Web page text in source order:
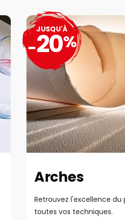
Arches
Retrouvez l'excellence du
toutes vos techniques.
JUSQU'À
-20%